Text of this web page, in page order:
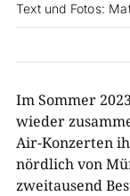
Text und Fotos:
Im Sommer
wieder
Air-Konzerten
nördlich von
zweitausend